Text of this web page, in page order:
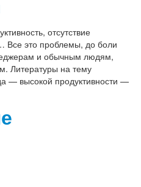
отсутствие
Все это проблемы, до боли
и обычным людям,
Литературы на тему
— высокой продуктивности —